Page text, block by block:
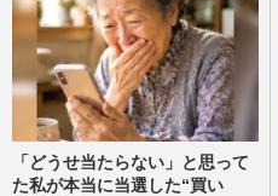
「どうせ当たらない」と思って
た私が本当に当選した“買い